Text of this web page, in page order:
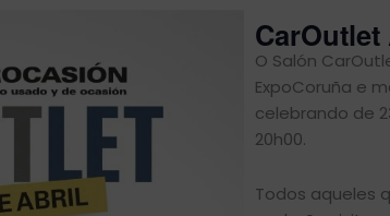
CarOutlet
O Salón
ExpoCoruña e
celebrando de
20h00.
Todos aqueles